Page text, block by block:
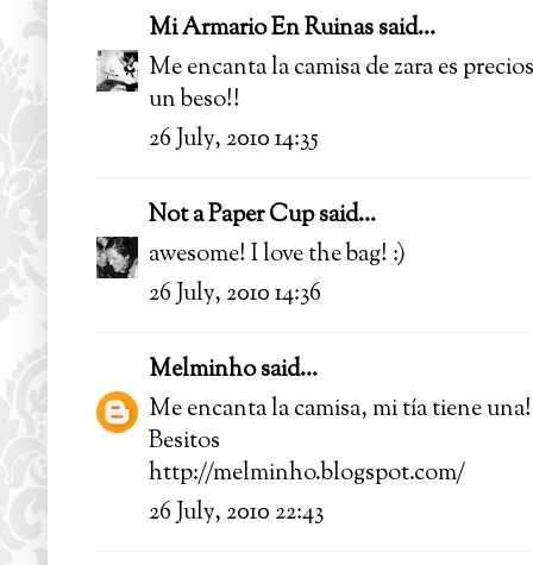
Mi Armario En Ruinassaid...
Me encanta la camisa de zara es
un beso!!
26 July, 2010 14:35
Not a Paper Cupsaid...
awesome! I love the bag! :)
26 July, 2010 14:36
Melminhosaid...
Me encanta la camisa, mi tía tiene una!
Besitos
http://melminho.blogspot.com/
26 July, 2010 22:43